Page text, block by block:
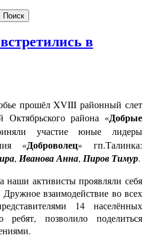
в
прошёлXVIII районный слет
Октябрьского района «Добрые
участие юные лидеры
«Доброволец» гп.Талинка:
, Иванова Анна, Пиров Тимур.
наши активисты проявляли себя
взаимодействие во всех
14 населённых
ребят, позволило поделиться